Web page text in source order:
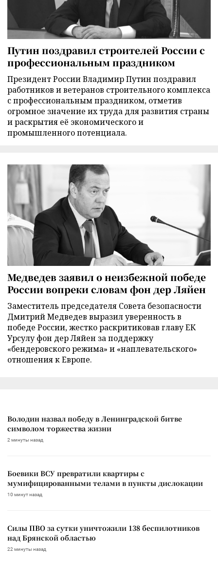
Путин поздравил строителей России с
профессиональным праздником
Президент России Владимир Путин поздравил
работников и ветеранов строительного комплекса
с профессиональным праздником, отметив
огромное значение их труда для развития страны
и раскрытия её экономического и
промышленного потенциала.
Медведев заявил о неизбежной победе
России вопреки словам фон дер Ляйен
Заместитель председателя Совета безопасности
Дмитрий Медведев выразил уверенность в
победе России, жестко раскритиковав главу ЕК
Урсулу фон дер Ляйен за поддержку
«бендеровского режима» и «наплевательского»
отношения к Европе.
Володин назвал победу в Ленинградской битве
символом торжества жизни
2 минуты назад
Боевики ВСУ превратили квартиры с
мумифицированными телами в пункты дислокации
10 минут назад
Силы ПВО за сутки уничтожили 138 беспилотников
над Брянской областью
22 минуты назад